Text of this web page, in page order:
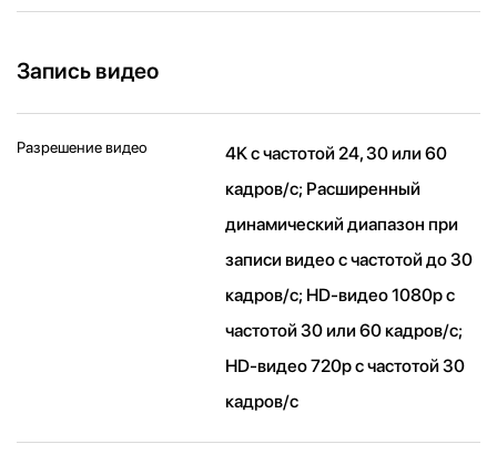
Запись видео
Разрешение видео
4K с частотой 24, 30 или 60
кадров/ с; Расширенный
динамический диапазон при
записи видео с частотой до 30
кадров/ с; HD-видео 1080p с
частотой 30 или 60 кадров/ с;
HD-видео 720p с частотой 30
кадров/ с